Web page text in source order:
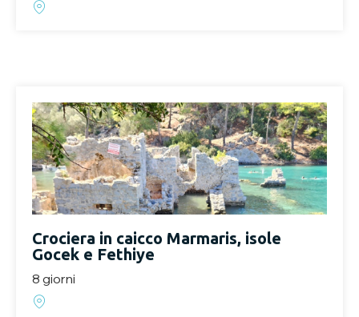
Crociera in caicco Marmaris, isole
Gocek e Fethiye
8 giorni